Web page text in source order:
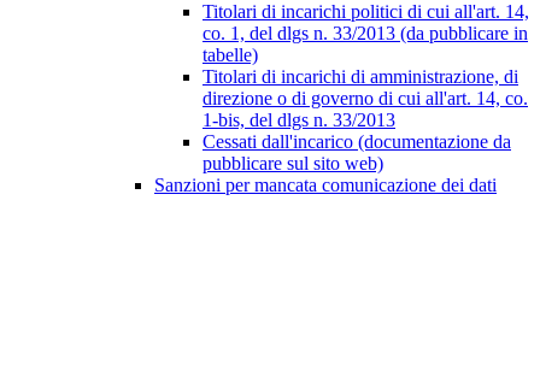
Titolari di incarichi politici di cui all'art. 14,
co. 1, del dlgs n. 33/2013 (da pubblicare in
tabelle)
Titolari di incarichi di amministrazione, di
direzione o di governo di cui all'art. 14, co.
1-bis, del dlgs n. 33/2013
Cessati dall'incarico (documentazione da
pubblicare sul sito web)
Sanzioni per mancata comunicazione dei dati